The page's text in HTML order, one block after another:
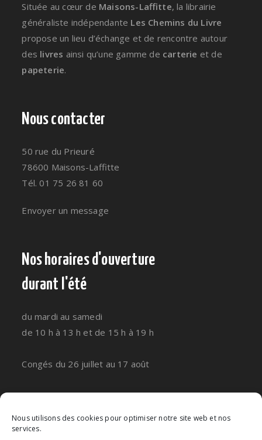
Nous utilisons des cookies pour optimiser notre site web et nos
services.
Située au cœur de Maisons-Laffitte, la librairie
généraliste indépendante Les Chemins du Livre
propose un lieu d’échange et de rencontre autour
des livres ainsi qu’une gamme de carterie et de
papeterie.
Nous contacter
50 rue du Prieuré
78600 Maisons-Laffitte
Tél. 01 75 26 81 60
Envoyer un message
Nos horaires d'ouverture
durant l'été
du mardi au samedi
de 10 h à 13 h et de 15 h à 19 h
Congés du 26 juillet au 17 août
Nous suivre